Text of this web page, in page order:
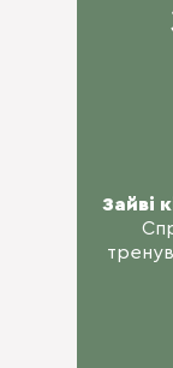
Зайві